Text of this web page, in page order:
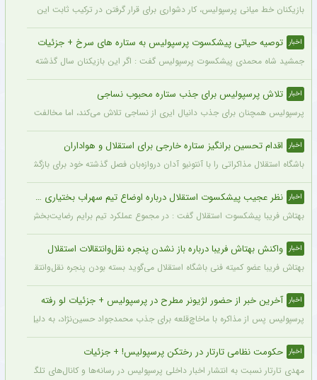
بازیکنان خط میانی پرسپولیس، کار دشواری برای قرار گرفتن در ترکیب ثابت این تیم
اخبار توصیه حیاتی پیشکسوت پرسپولیس به ستاره های سرخ + جزئیات
جمشید شاه محمدی پیشکسوت پرسپولیس گفت : اگر این بازیکنان سال گذشته و سال‌های
اخبار تلاش پرسپولیس برای جذب ستاره محبوب نساجی
پرسپولیس همچنان برای جذب دانیال ایری از نساجی تلاش می‌کند، اما مخالفت
اخبار اقدام تحسین برانگیز ستاره خارجی برای استقلال و هواداران
باشگاه استقلال مذاکراتی را با آنتونیو آدان دروازه‌بان فصل گذشته خود برای بازگشت یه
اخبار نظر عجیب پیشکسوت استقلال درباره اوضاع تیم سهراب بختیاری زاده + جزئیات
بهتاش فریبا پیشکسوت استقلال گفت : در مجموع عملکرد تیم برایم رضایت‌بخش بود.
اخبار واکنش بهتاش فریبا درباره باز نشدن پنجره نقل‌وانتقالات استقلال
بهتاش فریبا عضو کمیته فنی باشگاه استقلال می‌گوید بسته بودن پنجره
اخبار آخرین خبر از حضور لژیونر مطرح در پرسپولیس + جزئیات لو رفته
پرسپولیس پس از مذاکره با ماخاچ‌قلعه برای جذب محمدجواد حسین‌نژاد، به دلیل رقم
اخبار حکومت نظامی تارتار در رختکن پرسپولیس! + جزئیات
مهدی تارتار نسبت به انتشار اخبار داخلی پرسپولیس در رسانه‌ها و کانال‌های تلگرامی